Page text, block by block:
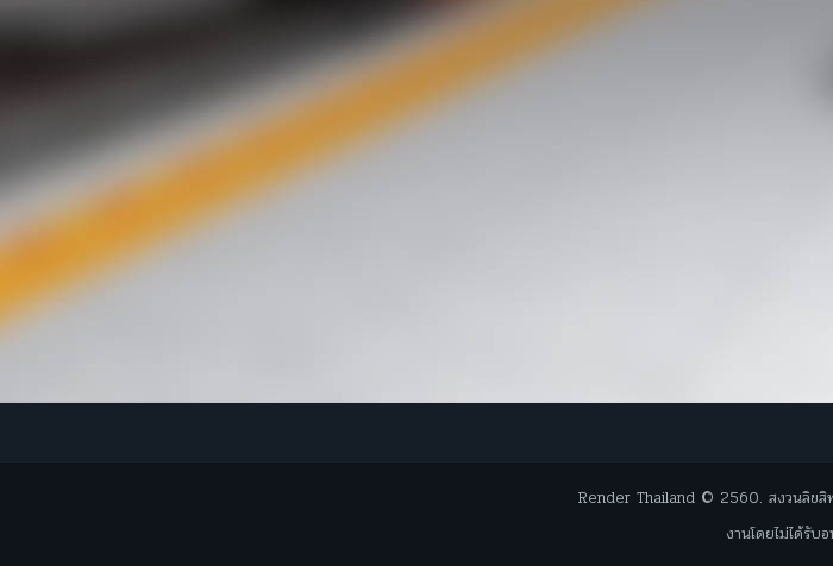
Render Thailand © 2560. สงวนลิขสิ
งานโดยไม่ได้รับ